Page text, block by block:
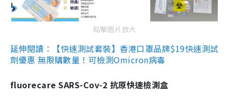
點擊圖片放大
延伸閱讀：【快速測試套裝】香港口罩品牌$19快速測試
劑優惠 無限購數量！可檢測Omicron病毒
fluorecare SARS-Cov-2 抗原快速檢測盒